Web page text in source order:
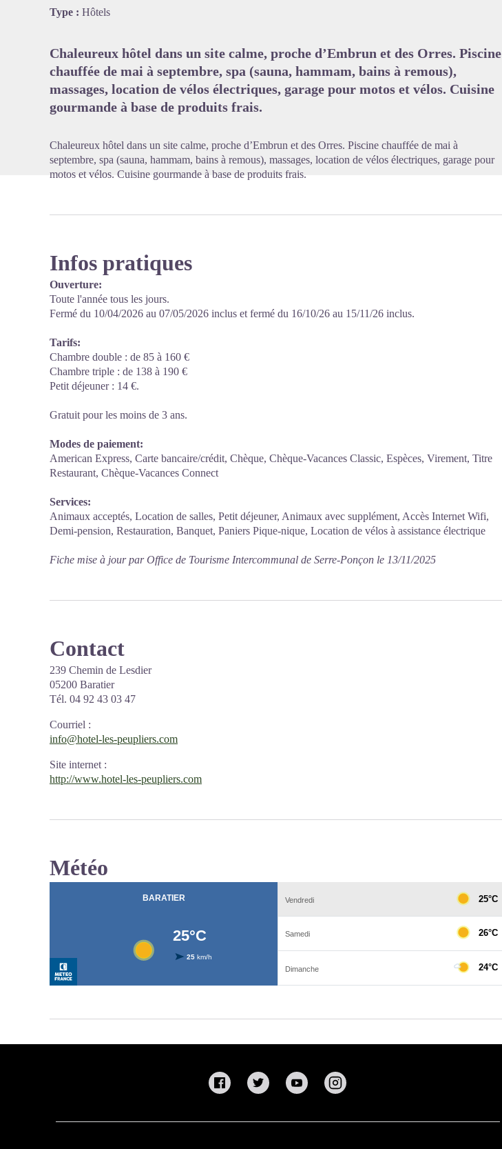
Type : Hôtels
Chaleureux hôtel dans un site calme, proche d’Embrun et des Orres. Piscine
chauffée de mai à septembre, spa (sauna, hammam, bains à remous),
massages, location de vélos électriques, garage pour motos et vélos. Cuisine
gourmande à base de produits frais.
Chaleureux hôtel dans un site calme, proche d’Embrun et des Orres. Piscine chauffée de mai à
septembre, spa (sauna, hammam, bains à remous), massages, location de vélos électriques, garage pour
motos et vélos. Cuisine gourmande à base de produits frais.
Infos pratiques
Ouverture:
Toute l'année tous les jours.
Fermé du 10/04/2026 au 07/05/2026 inclus et fermé du 16/10/26 au 15/11/26 inclus.
Tarifs:
Chambre double : de 85 à 160 €
Chambre triple : de 138 à 190 €
Petit déjeuner : 14 €.
Gratuit pour les moins de 3 ans.
Modes de paiement:
American Express, Carte bancaire/crédit, Chèque, Chèque-Vacances Classic, Espèces, Virement, Titre
Restaurant, Chèque-Vacances Connect
Services:
Animaux acceptés, Location de salles, Petit déjeuner, Animaux avec supplément, Accès Internet Wifi,
Demi-pension, Restauration, Banquet, Paniers Pique-nique, Location de vélos à assistance électrique
Fiche mise à jour par Office de Tourisme Intercommunal de Serre-Ponçon le 13/11/2025
Contact
239 Chemin de Lesdier
05200 Baratier
Tél. 04 92 43 03 47
Courriel :
info@hotel-les-peupliers.com
Site internet :
http://www.hotel-les-peupliers.com
Météo